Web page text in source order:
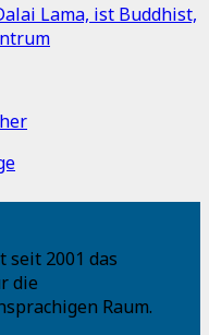
Lama, ist Buddhist,
seit 2001 das
die
Raum.